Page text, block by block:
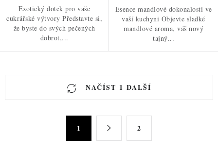
Exotický dotek pro vaše
cukrářské výtvory Představte si,
že byste do svých pečených
dobrot,...
Esence mandlové dokonalosti ve
vaší kuchyni Objevte sladké
mandlové aroma, váš nový
tajný...
O
l
NAČÍST 1 DALŠÍ
1 2